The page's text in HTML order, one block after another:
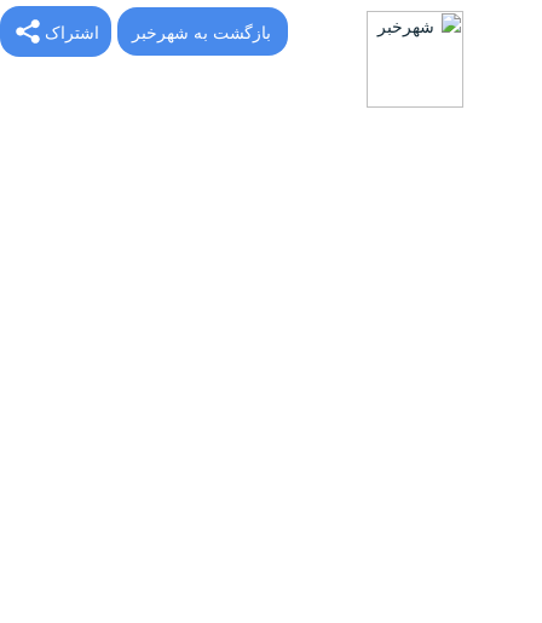
اشتراک بازگشت به شهرخبر